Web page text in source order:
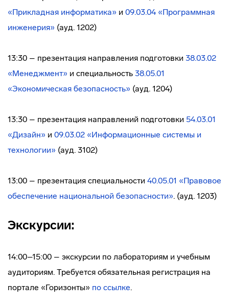
«Прикладная информатика» и 09.03.04 «Программная
инженерия» (ауд. 1202)
13:30 – презентация направления подготовки 38.03.02
«Менеджмент» и специальность 38.05.01
«Экономическая безопасность» (ауд. 1204)
13:30 – презентация направлений подготовки 54.03.01
«Дизайн» и 09.03.02 «Информационные системы и
технологии» (ауд. 3102)
13:00 – презентация специальности 40.05.01 «Правовое
обеспечение национальной безопасности». (ауд. 1203)
Экскурсии:
14:00–15:00 – экскурсии по лабораториям и учебным
аудиториям. Требуется обязательная регистрация на
портале «Горизонты» по ссылке.